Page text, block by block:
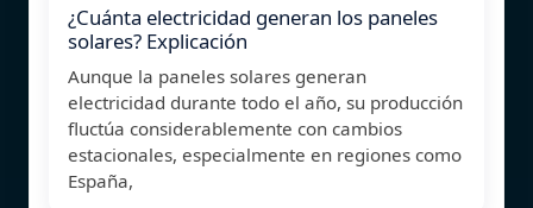
¿Cuánta electricidad generan los paneles
solares? Explicación
Aunque la paneles solares generan
electricidad durante todo el año, su producción
fluctúa considerablemente con cambios
estacionales, especialmente en regiones como
España,